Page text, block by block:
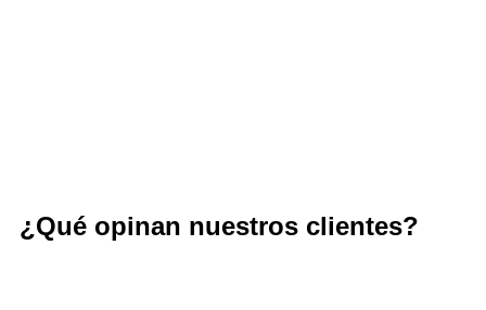
¿Qué opinan nuestros clientes?